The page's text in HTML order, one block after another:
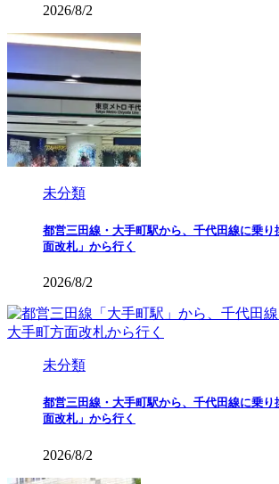
2026/8/2
未分類
都営三田線・大手町駅から、千代田線に乗
面改札」から行く
2026/8/2
未分類
都営三田線・大手町駅から、千代田線に乗
面改札」から行く
2026/8/2